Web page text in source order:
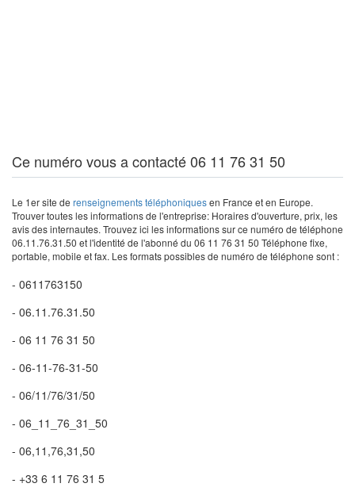
Ce numéro vous a contacté 06 11 76 31 50
Le 1er site de renseignements téléphoniquesen France et en Europe.
Trouver toutes les informations de l'entreprise: Horaires d'ouverture, prix, les
avis des internautes. Trouvez ici les informations sur ce numéro de téléphone
06.11.76.31.50 et l'identité de l'abonné du 06 11 76 31 50 Téléphone fixe,
portable, mobile et fax. Les formats possibles de numéro de téléphone sont :
- 0611763150
- 06.11.76.31.50
- 06 11 76 31 50
- 06-11-76-31-50
- 06/11/76/31/50
- 06_11_76_31_50
- 06,11,76,31,50
- +33 6 11 76 31 5